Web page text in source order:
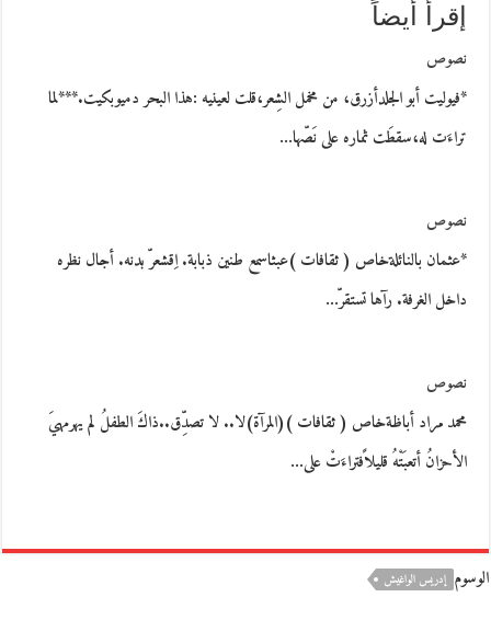
إقرأ أيضاً
نصوص
*فيوليت أبو الجلدأزرق، من مخمل الشِعر،قلت لعينيه :هذا البحر دميوبكيت.***لما
تراءَت له،سقطَت ثماره على نَصّها…
نصوص
*عثمان بالنائلةخاص ( ثقافات )عبثاسمع طنين ذبابة. اِقشعرّ بدنه. أجال نظره
داخل الغرفة. رآها تستقرّ…
نصوص
محمد مراد أباظةخاص ( ثقافات )(المرآة)لا.. لا تصدِّق..ذاكَ الطفلُ لم يهرمهيَ
الأحزانُ أتعبَتْهُ قليلاًفتراءَتْ على…
الوسوم إدريس الواغيش